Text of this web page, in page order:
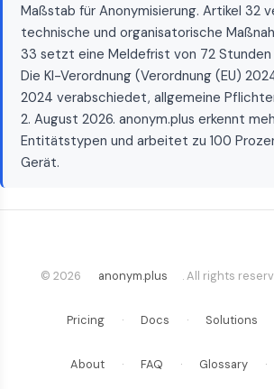
Maßstab für Anonymisierung. Artikel 32
technische und organisatorische
33 setzt eine Meldefrist von 72 Stunden
Die KI-Verordnung (Verordnung (EU)
2024 verabschiedet, allgemeine
2. August 2026. anonym.plus erkennt
Entitätstypen und arbeitet zu 100
Gerät.
© 2026 anonym.plus . All rights
Pricing · Docs · Solutions
About · FAQ · Glossary ·